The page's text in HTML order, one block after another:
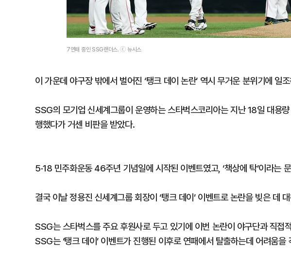
7연패 중인 SSG랜더스. ⓒ 뉴시스
이 가운데 야구장 밖에서 벌어진 ‘탱크 데이 논란’ 역시 무거운 분위기에 일
SSG의 모기업 신세계그룹이 운영하는 스타벅스코리아는 지난 18일 대용량
행했다가 거센 비판을 받았다.
5·18 민주화운동 46주년 기념일에 시작된 이벤트였고, ‘책상에 탁’이라는
결국 이날 정용진 신세계그룹 회장이 ‘탱크 데이’ 이벤트로 논란을 빚은 데
SSG는 스타벅스를 주요 후원사로 두고 있기에 이번 논란이 야구단과 직접
SSG는 ‘탱크 데이’ 이벤트가 진행된 이후로 연패에서 탈출하는데 어려움을